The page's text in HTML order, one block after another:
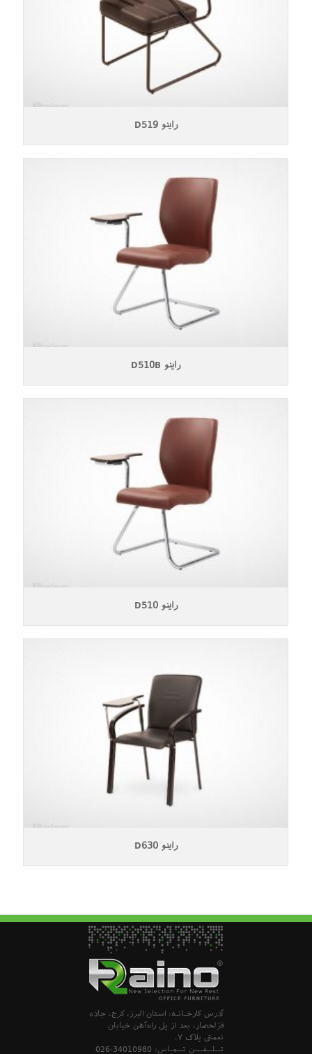
راینو D519
راینو D510B
راینو D510
راینو D630
آدرس کارخـانـه: استان البرز، کرج، جاده
قزلحصار، بعد از پل راه‌آهن خیابان
نعمتی پلاک 7.
تــلــفـــن تــمـاس: 026-34010980